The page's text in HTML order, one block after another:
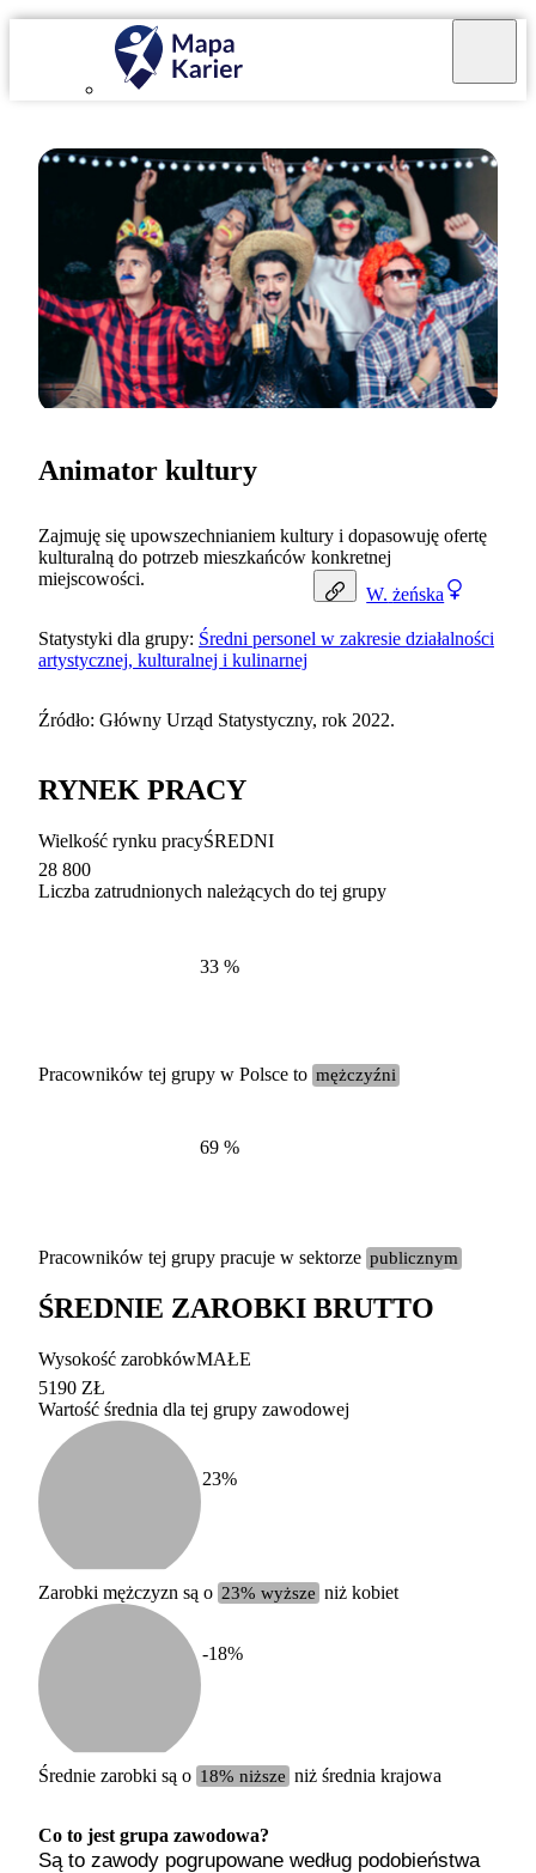
W. żeńska
Animator kultury
Zajmuję się upowszechnianiem kultury i dopasowuję ofertę
kulturalną do potrzeb mieszkańców konkretnej
miejscowości.
Statystyki dla grupy: Średni personel w zakresie działalności
artystycznej, kulturalnej i kulinarnej
Źródło: Główny Urząd Statystyczny, rok 2022.
RYNEK PRACY
duży
100-200 tysięcy
Wielkość rynku pracyŚREDNI
28 800
Liczba zatrudnionych należących do tej grupy
33 %
Pracowników tej grupy w Polsce to mężczyźni
69 %
Pracowników tej grupy pracuje w sektorze publicznym
ŚREDNIE ZAROBKI BRUTTO
średnie
Wysokość zarobkówMAŁE
5190 ZŁ
Wartość średnia dla tej grupy zawodowej
23%
Zarobki mężczyzn są o 23% wyższe niż kobiet
-18%
Średnie zarobki są o 18% niższe niż średnia krajowa
Co to jest grupa zawodowa?
Są to zawody pogrupowane według podobieństwa